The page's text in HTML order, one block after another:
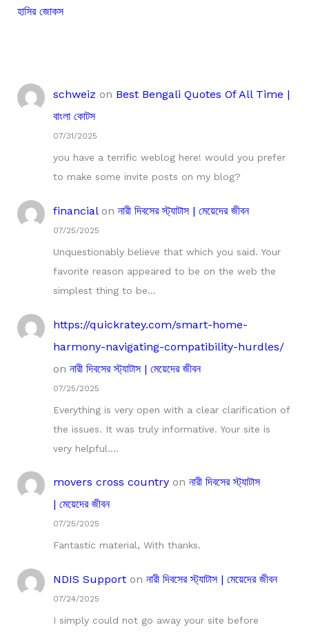
হাসির জোকস
schweiz on Best Bengali Quotes Of All Time |
বাংলা কোটস
07/31/2025
you have a terrific weblog here! would you prefer
to make some invite posts on my blog?
financialon নারী দিবসের স্ট্যাটাস | মেয়েদের জীবন
07/25/2025
Unquestionably believe that which you said. Your
favorite reason appeared to be on the web the
simplest thing to be…
https://quickratey.com/smart-home-
harmony-navigating-compatibility-hurdles/
on নারী দিবসের স্ট্যাটাস | মেয়েদের জীবন
07/25/2025
Everything is very open with a clear clarification of
the issues. It was truly informative. Your site is
very helpful.…
movers cross countryon নারী দিবসের স্ট্যাটাস
| মেয়েদের জীবন
07/25/2025
Fantastic material, With thanks.
NDIS Supporton নারী দিবসের স্ট্যাটাস | মেয়েদের জীবন
07/24/2025
I simply could not go away your site before